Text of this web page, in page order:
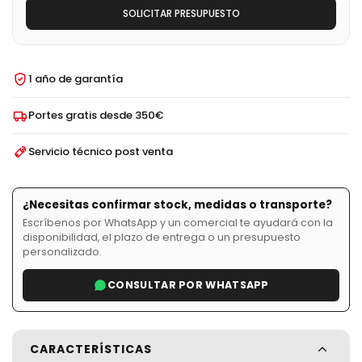
SOLICITAR PRESUPUESTO
1 año de garantía
Portes gratis desde 350€
Servicio técnico post venta
¿Necesitas confirmar stock, medidas o transporte?
Escríbenos por WhatsApp y un comercial te ayudará con la
disponibilidad, el plazo de entrega o un presupuesto
personalizado.
CONSULTAR POR WHATSAPP
CARACTERÍSTICAS